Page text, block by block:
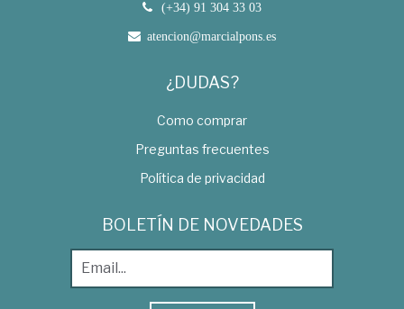
(+34) 91 304 33 03
atencion@marcialpons.es
¿DUDAS?
Como comprar
Preguntas frecuentes
Política de privacidad
BOLETÍN DE NOVEDADES